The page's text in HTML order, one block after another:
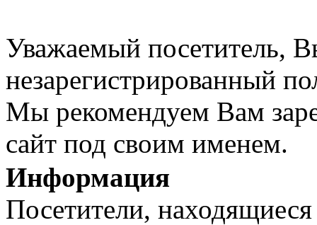
Уважаемый посетитель,
незарегистрированный
Мы рекомендуем Вам
сайт под своим именем.
Информация
Посетители,